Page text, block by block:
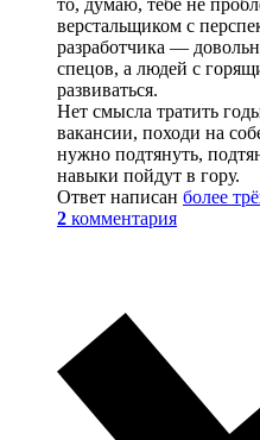
верстальщиком с
разработчика —
спецов, а людей с
развиваться.
Нет смысла тратить
вакансии, походи на
нужно подтянуть,
навыки пойдут в гору.
Ответ написан более
2 комментария